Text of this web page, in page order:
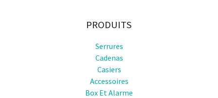
PRODUITS
Serrures
Cadenas
Casiers
Accessoires
Box Et Alarme